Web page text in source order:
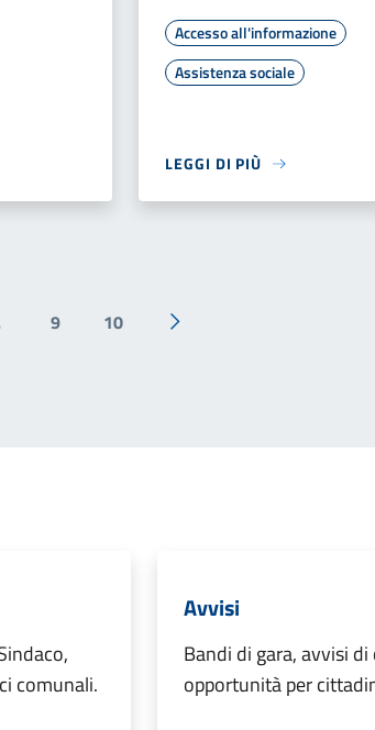
Accesso all'informazione
Assistenza sociale
LEGGI DI PIÙ
9 10
Pagina successiva
comunali.
Avvisi
Bandi di gara, avvisi
opportunità per